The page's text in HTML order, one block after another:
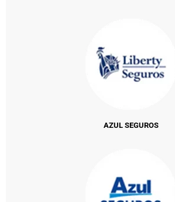
AZUL SEGUROS